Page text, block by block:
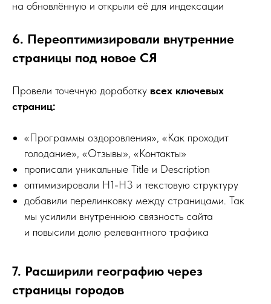
на обновлённую и открыли её для индексации
6. Переоптимизировали внутренние
страницы под новое СЯ
Провели точечную доработку всех ключевых
страниц:
«Программы оздоровления», «Как проходит
голодание», «Отзывы», «Контакты»
прописали уникальные Title и Description
оптимизировали H1-H3 и текстовую структуру
добавили перелинковку между страницами. Так
мы усилили внутреннюю связность сайта
и повысили долю релевантного трафика
7. Расширили географию через
страницы городов